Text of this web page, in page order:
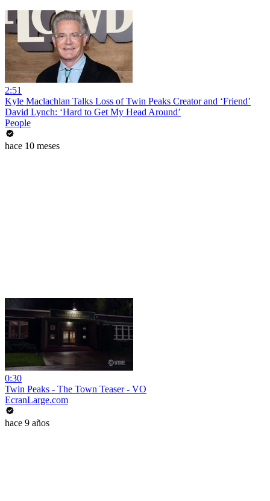
2:51
Kyle Maclachlan Talks Loss of Twin Peaks Creator and ‘Friend’
David Lynch: ‘Hard to Get My Head Around’
People
hace 10 meses
0:30
Twin Peaks - The Town Teaser - VO
EcranLarge.com
hace 9 años